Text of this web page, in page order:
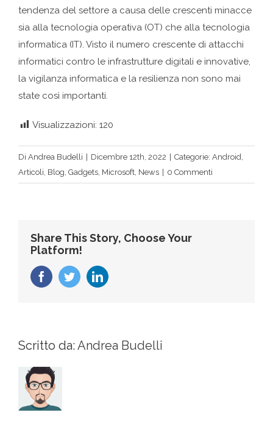
tendenza del settore a causa delle crescenti minacce
sia alla tecnologia operativa (OT) che alla tecnologia
informatica (IT). Visto il numero crescente di attacchi
informatici contro le infrastrutture digitali e innovative,
la vigilanza informatica e la resilienza non sono mai
state così importanti.
Visualizzazioni: 120
Di Andrea Budelli Dicembre 12th, 2022 Categorie: Android,
Articoli, Blog, Gadgets, Microsoft, News 0 Commenti
Share This Story, Choose Your
Platform!
FacebookTwitterLinkedIn
Scritto da: Andrea Budelli